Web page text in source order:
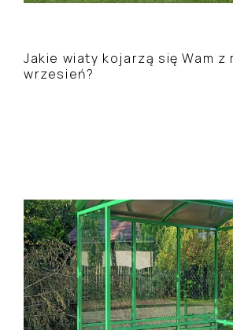
Jakie wiaty kojarzą się Wam z
wrzesień?